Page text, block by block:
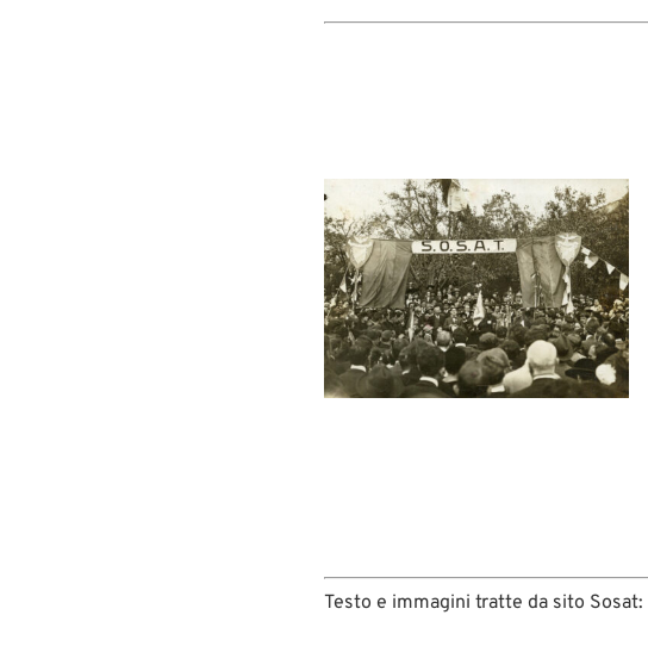
Testo e immagini tratte da sito Sosat: